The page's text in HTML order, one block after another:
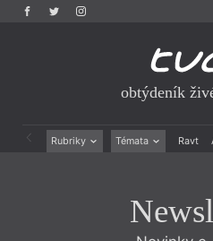
obtýdeník
Rubriky Témata Ravt
Recenze a reflexe